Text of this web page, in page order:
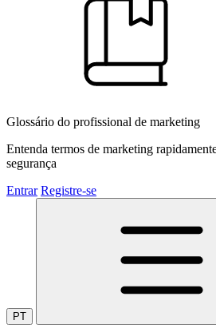
Glossário do profissional de marketing
Entenda termos de marketing
segurança
Entrar Registre-se
PT